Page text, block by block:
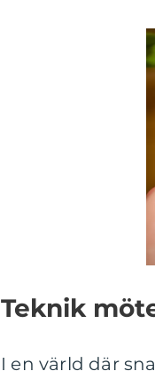
Teknik
I en värld där